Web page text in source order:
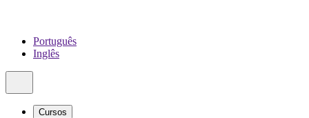
Português
Inglês
Cursos